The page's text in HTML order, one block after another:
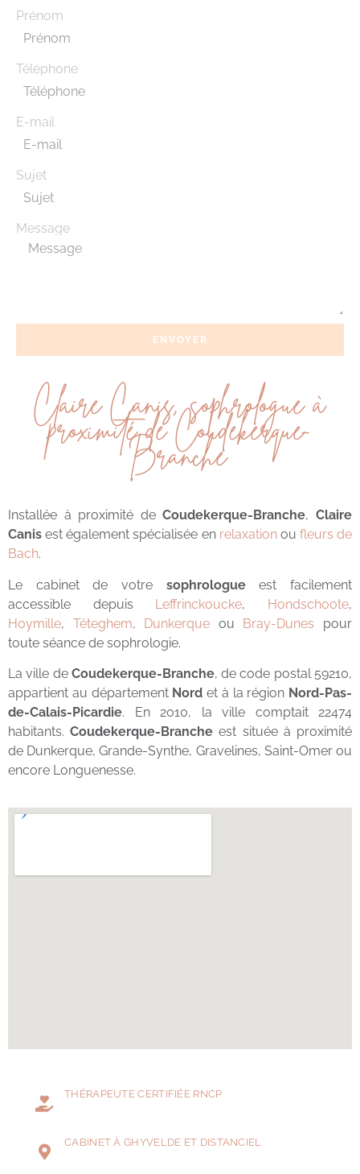
Prénom
Téléphone
E-mail
Sujet
Message
ENVOYER
Claire Canis, sophrologue à
proximité de Coudekerque-
Branche
Installée à proximité deCoudekerque-Branche,Claire
Canis est également spécialisée en relaxationou fleurs de
Bach.
Le cabinet de votre sophrologueest facilement
accessible depuis Leffrinckoucke, Hondschoote,
Hoymille, Téteghem, Dunkerque ou Bray-Dunes pour
toute séance de sophrologie.
La ville de Coudekerque-Branche, de code postal 59210,
appartient au département Nord et à la région Nord-Pas-
de-Calais-Picardie. En 2010, la ville comptait 22474
habitants.Coudekerque-Branche est située à proximité
de Dunkerque, Grande-Synthe, Gravelines, Saint-Omer ou
encore Longuenesse.
THÉRAPEUTE CERTIFIÉE RNCP
CABINET À GHYVELDE ET DISTANCIEL